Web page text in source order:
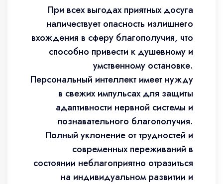
При всех выгодах приятных досуга
наличествует опасность излишнего
вхождения в сферу благополучия, что
способно привести к душевному и
умственному остановке.
Персональный интеллект имеет нужду
в свежих импульсах для защиты
адаптивности нервной системы и
познавательного благополучия.
Полный уклонение от трудностей и
современных переживаний в
состоянии неблагоприятно отразиться
на индивидуальном развитии и